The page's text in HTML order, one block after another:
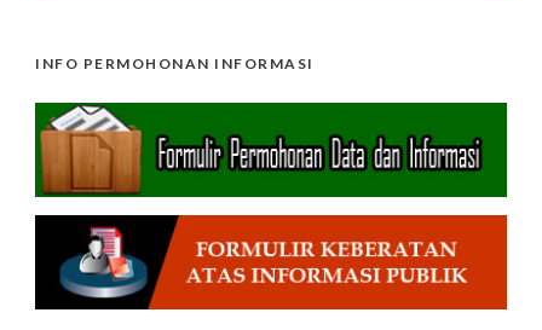
INFO PERMOHONAN INFORMASI